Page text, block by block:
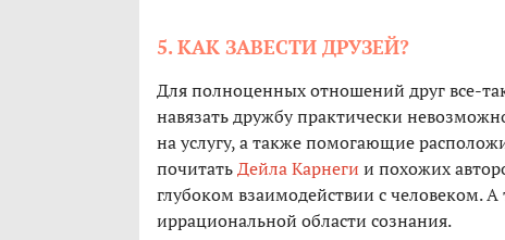
5. КАК ЗАВЕСТИ ДРУЗЕЙ?
Для полноценных отношений друг все-
навязать дружбу практически
на услугу, а также помогающие
почитатьДейла Карнеги и похожих
глубоком взаимодействии с человеком. А
иррациональной области сознания.